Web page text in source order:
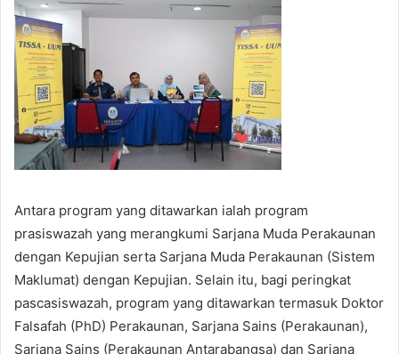
Antara program yang ditawarkan ialah program
prasiswazah yang merangkumi Sarjana Muda Perakaunan
dengan Kepujian serta Sarjana Muda Perakaunan (Sistem
Maklumat) dengan Kepujian. Selain itu, bagi peringkat
pascasiswazah, program yang ditawarkan termasuk Doktor
Falsafah (PhD) Perakaunan, Sarjana Sains (Perakaunan),
Sarjana Sains (Perakaunan Antarabangsa) dan Sarjana